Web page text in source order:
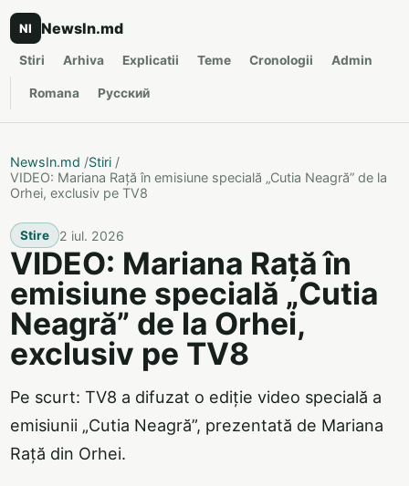
NI NewsIn.md
Stiri Arhiva Explicatii Teme Cronologii Admin
Romana Русский
NewsIn.md /Stiri /
VIDEO: Mariana Rață în emisiune specială „Cutia Neagră” de la
Orhei, exclusiv pe TV8
Stire 2 iul. 2026
VIDEO: Mariana Rață în
emisiune specială „Cutia
Neagră” de la Orhei,
exclusiv pe TV8
Pe scurt: TV8 a difuzat o ediție video specială a
emisiunii „Cutia Neagră”, prezentată de Mariana
Rață din Orhei.